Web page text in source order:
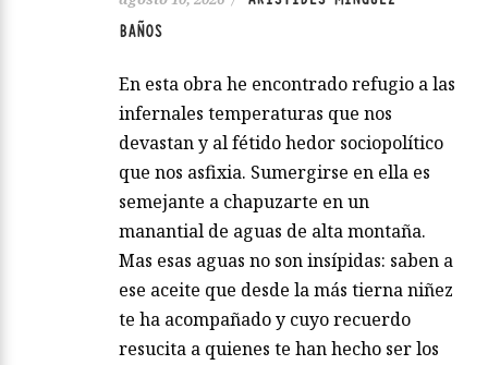
BAÑOS
En esta obra he encontrado refugio a las
infernales temperaturas que nos
devastan y al fétido hedor sociopolítico
que nos asfixia. Sumergirse en ella es
semejante a chapuzarte en un
manantial de aguas de alta montaña.
Mas esas aguas no son insípidas: saben a
ese aceite que desde la más tierna niñez
te ha acompañado y cuyo recuerdo
resucita a quienes te han hecho ser los